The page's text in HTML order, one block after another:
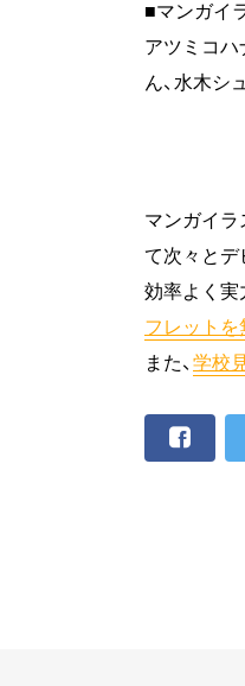
■マンガイ
アツミコハ
ん、水木シ
マンガイラ
て次々とデ
効率よく実
フレットを
また、学校